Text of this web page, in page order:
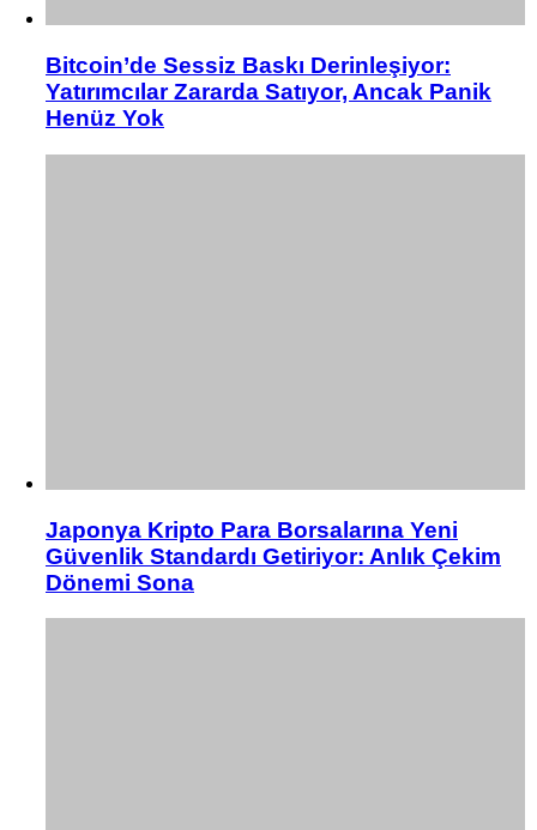
Bitcoin’de Sessiz Baskı Derinleşiyor:
Yatırımcılar Zararda Satıyor, Ancak Panik
Henüz Yok
Japonya Kripto Para Borsalarına Yeni
Güvenlik Standardı Getiriyor: Anlık Çekim
Dönemi Sona